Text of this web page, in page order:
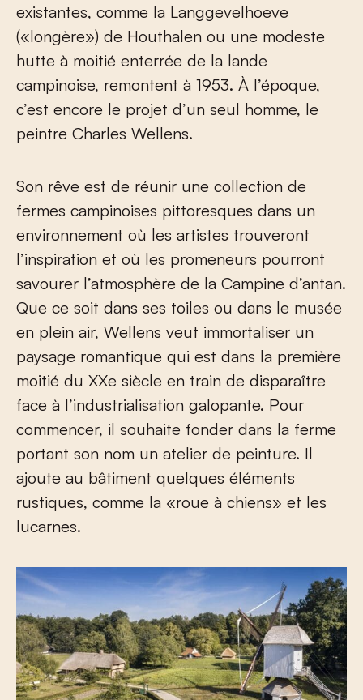
existantes, comme la Langgevelhoeve
(«longère») de Houthalen ou une modeste
hutte à moitié enterrée de la lande
campinoise, remontent à 1953. À l’époque,
c’est encore le projet d’un seul homme, le
peintre Charles Wellens.
Son rêve est de réunir une collection de
fermes campinoises pittoresques dans un
environnement où les artistes trouveront
l’inspiration et où les promeneurs pourront
savourer l’atmosphère de la Campine d’antan.
Que ce soit dans ses toiles ou dans le musée
en plein air, Wellens veut immortaliser un
paysage romantique qui est dans la première
moitié du XXe siècle en train de disparaître
face à l’industrialisation galopante. Pour
commencer, il souhaite fonder dans la ferme
portant son nom un atelier de peinture. Il
ajoute au bâtiment quelques éléments
rustiques, comme la «roue à chiens» et les
lucarnes.